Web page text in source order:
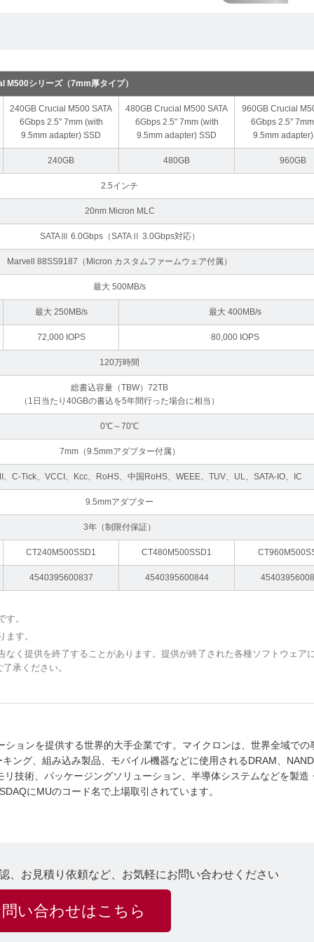
M500シリーズ（7mm厚タイプ）
240GB Crucial M500 SATA
6Gbps 2.5" 7mm (with
9.5mm adapter) SSD
480GB Crucial M500 SATA
6Gbps 2.5" 7mm (with
9.5mm adapter) SSD
960GB Crucial
6Gbps 2.5"
9.5mm
240GB 480GB 960GB
2.5インチ
20nm Micron MLC
SATAⅢ 6.0Gbps（SATAⅡ 3.0Gbps対応）
Marvell 88SS9187（Micron カスタムファームウェア付属）
最大 500MB/s
最大 250MB/s 最大 400MB/s
72,000 IOPS 80,000 IOPS
120万時間
総書込容量（TBW）72TB
（1日当たり40GBの書込を5年間行った場合に相当）
0℃～70℃
7mm（9.5mmアダプター付属）
、C-Tick、VCCI、Kcc、RoHS、中国RoHS、WEEE、TUV、UL、SATA-IO、IC
9.5mmアダプター
3年（制限付保証）
CT240M500SSD1 CT480M500SSD1
4540395600837 4540395600844
。
す。
く提供を終了することがあります。提供が終了された各種ソフトウェア
承ください。
ョンを提供する世界的大手企業です。マイクロンは、世界全域での
ング、組み込み製品、モバイル機器などに使用されるDRAM、
技術、パッケージングソリューション、半導体システムなどを製造
にMUのコード名で上場取引されています。
、お見積り依頼など、お気軽にお問い合わせください
い合わせはこちら